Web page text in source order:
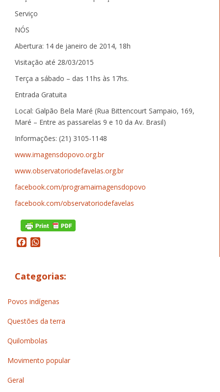
Serviço
NÓS
Abertura: 14 de janeiro de 2014, 18h
Visitação até 28/03/2015
Terça a sábado – das 11hs às 17hs.
Entrada Gratuita
Local: Galpão Bela Maré (Rua Bittencourt Sampaio, 169,
Maré – Entre as passarelas 9 e 10 da Av. Brasil)
Informações: (21) 3105-1148
www.imagensdopovo.org.br
www.observatoriodefavelas.org.br
facebook.com/programaimagensdopovo
facebook.com/observatoriodefavelas
Facebook
Categorias:
Povos indígenas
Questões da terra
Quilombolas
Movimento popular
Geral